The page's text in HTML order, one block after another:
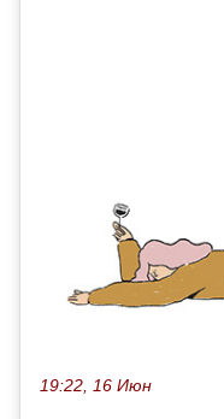
19:22, 16 Июн